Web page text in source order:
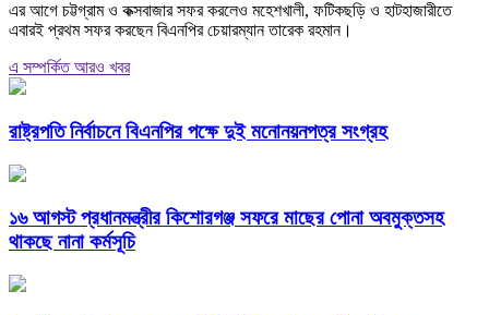
এর আগে চট্টগ্রাম ও কক্সবাজার সফর করলেও মহেশখালী, ফটিকছড়ি ও হাটহাজারীতে
এবারই প্রথম সফর করছেন বিএনপির চেয়ারম্যান তারেক রহমান।
এ সম্পর্কিত আরও খবর
রাষ্ট্রপতি নির্বাচনে বিএনপির পক্ষে দুই মনোনয়নপত্র সংগ্রহ
১৬ আগস্ট প্রধানমন্ত্রীর কিশোরগঞ্জ সফরে মাছের পোনা অবমুক্তসহ
থাকছে নানা কর্মসূচি